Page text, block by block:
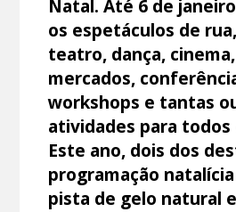
Natal. Até 6 de
os espetáculos de
teatro, dança,
mercados,
workshops e tantas
atividades para todos
Este ano, dois dos
programação
pista de gelo natural